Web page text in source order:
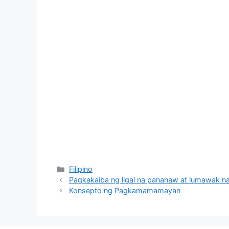
Categories
Filipino
Pagkakaiba ng ligal na pananaw at lumawak
Konsepto ng Pagkamamamayan